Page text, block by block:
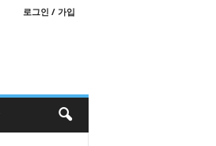
로그인 / 가입